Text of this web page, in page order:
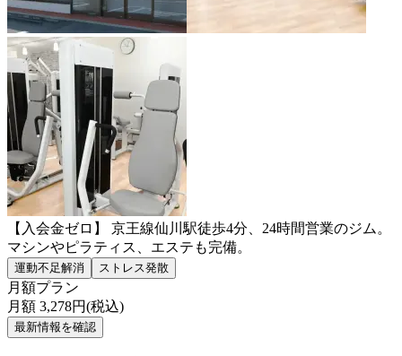
【入会金ゼロ】 京王線仙川駅徒歩4分、24時間営業のジム。
マシンやピラティス、エステも完備。
運動不足解消 ストレス発散
月額プラン
月額 3,278円(税込)
最新情報を確認